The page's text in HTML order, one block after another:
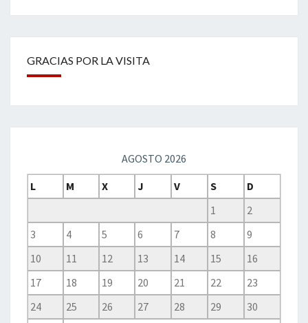
GRACIAS POR LA VISITA
AGOSTO 2026
L
M X J V S
D
1
2
3
4 5 6 7 8
9
10
11 12 13 14 15
16
17
18 19 20 21 22
23
24
25 26 27 28 29
30